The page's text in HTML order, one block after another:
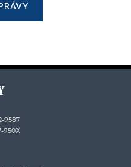
9587
950X